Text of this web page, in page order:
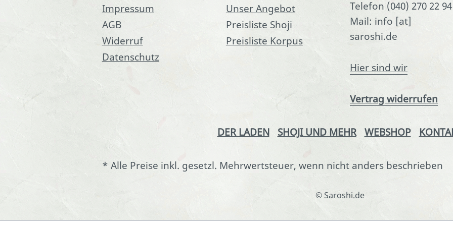
Impressum
AGB
Widerruf
Datenschutz
Unser Angebot
Preisliste Shoji
Preisliste Korpus
Telefon (040) 270 22 94
Mail: info [at]
saroshi.de
Hier sind wir
Vertrag widerrufen
DER LADEN SHOJI UND MEHR WEBSHOP
* Alle Preise inkl. gesetzl. Mehrwertsteuer, wenn nicht anders beschrieben
© Saroshi.de